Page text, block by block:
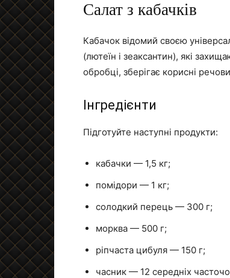
Салат з кабачків
Кабачок відомий своєю
(лютеїн і зеаксантин), які
обробці, зберігає корисні
Інгредієнти
Підготуйте наступні продукти:
кабачки — 1,5 кг;
помідори — 1 кг;
солодкий перець — 300 г;
морква — 500 г;
ріпчаста цибуля — 150 г;
часник — 12 середніх